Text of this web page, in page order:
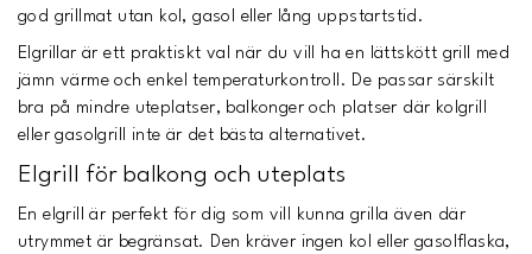
god grillmat utan kol, gasol eller lång uppstartstid.
Elgrillar är ett praktiskt val när du vill ha en lättskött grill med
jämn värme och enkel temperaturkontroll. De passar särskilt
bra på mindre uteplatser, balkonger och platser där kolgrill
eller gasolgrill inte är det bästa alternativet.
Elgrill för balkong och uteplats
En elgrill är perfekt för dig som vill kunna grilla även där
utrymmet är begränsat. Den kräver ingen kol eller gasolflaska,